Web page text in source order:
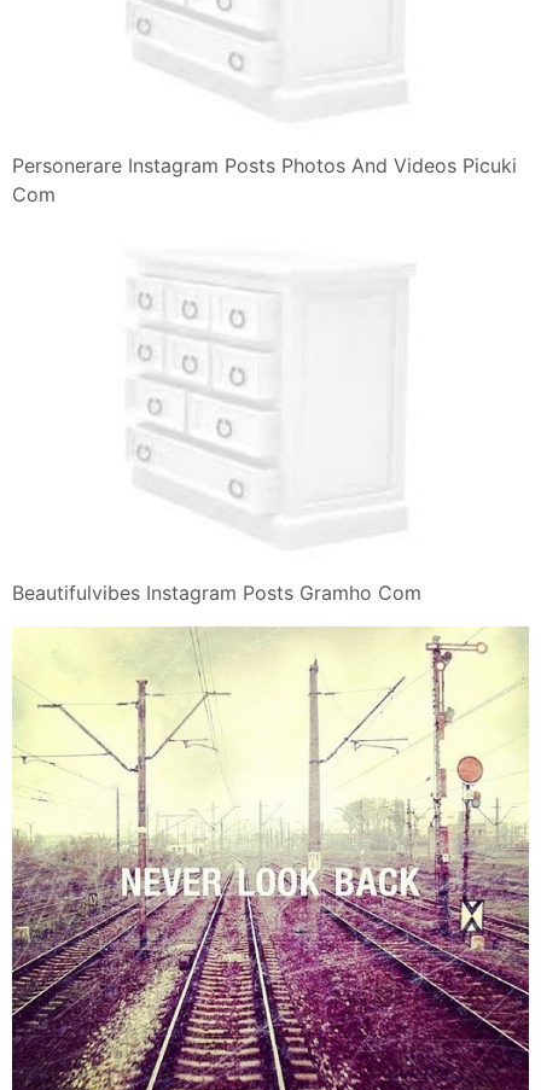
Personerare Instagram Posts Photos And Videos Picuki
Com
Beautifulvibes Instagram Posts Gramho Com